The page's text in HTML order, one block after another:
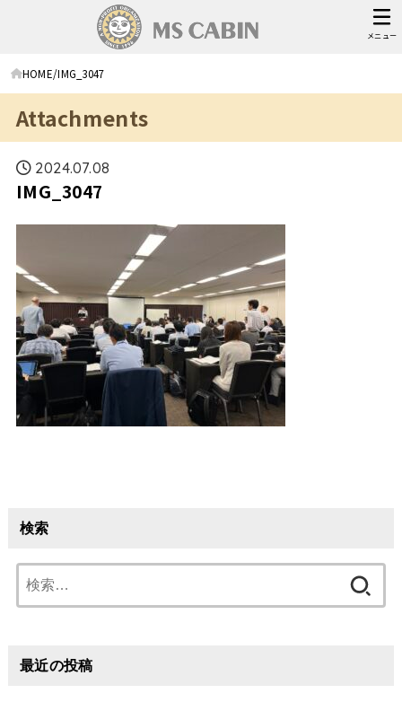
メニュー
HOME IMG_3047
Attachments
2024.07.08
IMG_3047
検索
索:
最近の投稿